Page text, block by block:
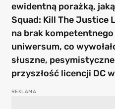
ewidentną porażką,
Squad: Kill The Justice
na brak
uniwersum, co
słuszne,
przyszłość licencji DC